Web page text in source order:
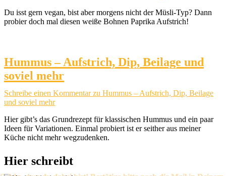
Du isst gern vegan, bist aber morgens nicht der Müsli-Typ? Dann
probier doch mal diesen weiße Bohnen Paprika Aufstrich!
Hummus – Aufstrich, Dip, Beilage und
soviel mehr
Schreibe einen Kommentarzu Hummus – Aufstrich, Dip, Beilage
und soviel mehr
Hier gibt’s das Grundrezept für klassischen Hummus und ein paar
Ideen für Variationen. Einmal probiert ist er seither aus meiner
Küche nicht mehr wegzudenken.
Hier schreibt